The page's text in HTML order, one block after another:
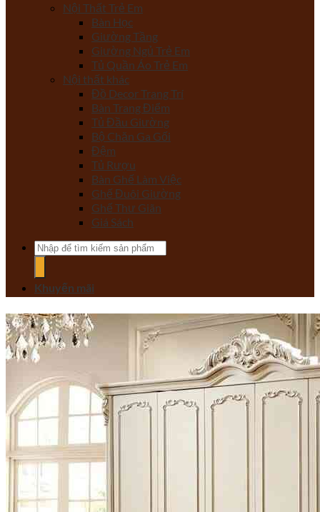
Nội Thất Trẻ Em
Bàn Học
Giường Tầng
Giường Ngủ Trẻ Em
Tủ Quần Áo Trẻ Em
Nội thất khác
Đồ Decor Trang Trí
Bàn Trang Điểm
Tủ Đầu Giường
Bộ Chăn Ga Gối
Đệm
Tủ Rượu
Bàn Ghế Làm Việc
Ghế Đuôi Giường
Ghế Thư Giãn
Giá Sách
Tìm
kiếm:
Khuyến mãi